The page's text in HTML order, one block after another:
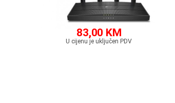
83,00 KM
U cijenu je uključen PDV